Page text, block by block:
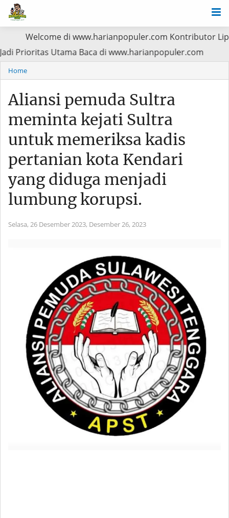
di www.harianpopuler.com Kontributor Liputan
Pasien Jadi Prioritas Utama Baca di
Home
Aliansi pemuda Sultra
meminta kejati Sultra
untuk memeriksa kadis
pertanian kota Kendari
yang diduga menjadi
lumbung korupsi.
Selasa, 26 Desember 2023, Desember 26, 2023